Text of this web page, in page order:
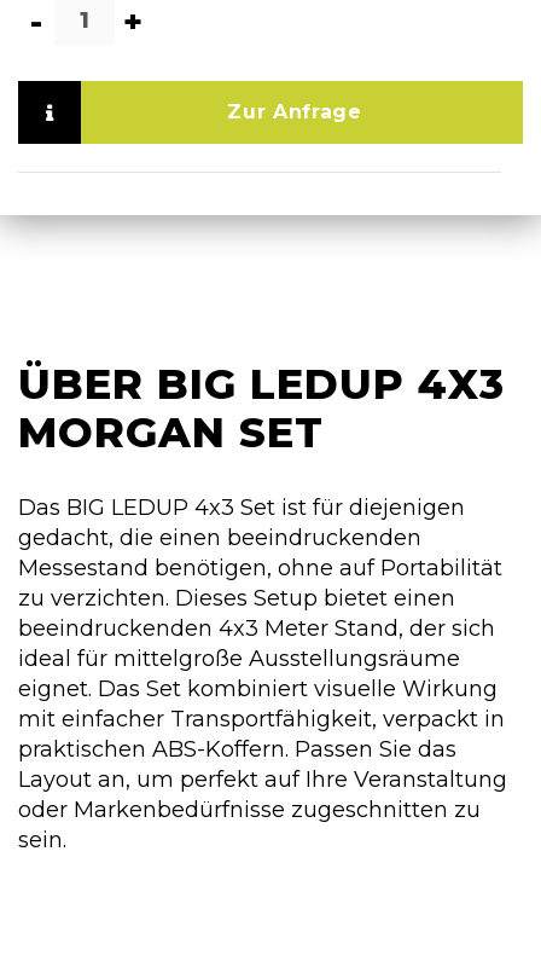
- +
Zur Anfrage
ÜBER BIG LEDUP 4X3
MORGAN SET
Das BIG LEDUP 4x3 Set ist für diejenigen
gedacht, die einen beeindruckenden
Messestand benötigen, ohne auf Portabilität
zu verzichten. Dieses Setup bietet einen
beeindruckenden 4x3 Meter Stand, der sich
ideal für mittelgroße Ausstellungsräume
eignet. Das Set kombiniert visuelle Wirkung
mit einfacher Transportfähigkeit, verpackt in
praktischen ABS-Koffern. Passen Sie das
Layout an, um perfekt auf Ihre Veranstaltung
oder Markenbedürfnisse zugeschnitten zu
sein.